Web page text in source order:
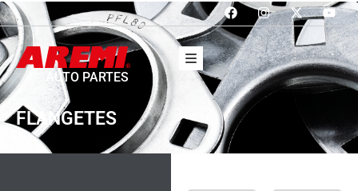
AUTO PARTES
FLANGETES